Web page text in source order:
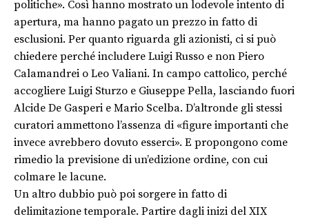
politiche». Così hanno mostrato un lodevole intento di
apertura, ma hanno pagato un prezzo in fatto di
esclusioni. Per quanto riguarda gli azionisti, ci si può
chiedere perché includere Luigi Russo e non Piero
Calamandrei o Leo Valiani. In campo cattolico, perché
accogliere Luigi Sturzo e Giuseppe Pella, lasciando fuori
Alcide De Gasperi e Mario Scelba. D’altronde gli stessi
curatori ammettono l’assenza di «figure importanti che
invece avrebbero dovuto esserci». E propongono come
rimedio la previsione di un’edizione ordine, con cui
colmare le lacune.
Un altro dubbio può poi sorgere in fatto di
delimitazione temporale. Partire dagli inizi del XIX